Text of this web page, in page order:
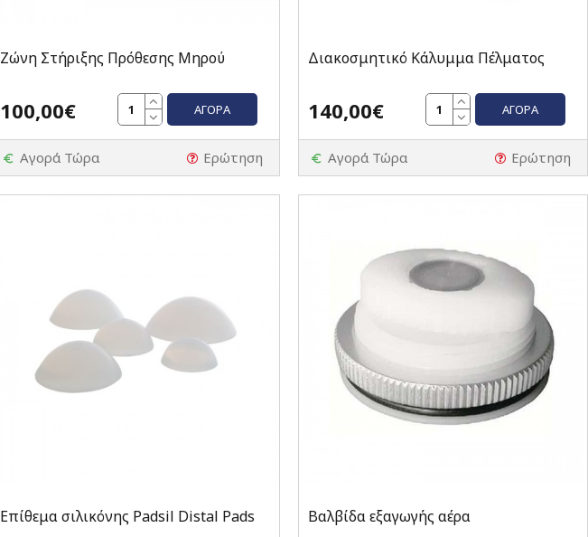
Ζώνη Στήριξης Πρόθεσης Μηρού
100,00€ ΑΓΟΡΆ
Αγορά Τώρα Ερώτηση
Διακοσμητικό Κάλυμμα Πέλματος
140,00€ ΑΓΟΡΆ
Αγορά Τώρα Ερώτηση
Επίθεμα σιλικόνης Padsil Distal Pads Βαλβίδα εξαγωγής αέρα